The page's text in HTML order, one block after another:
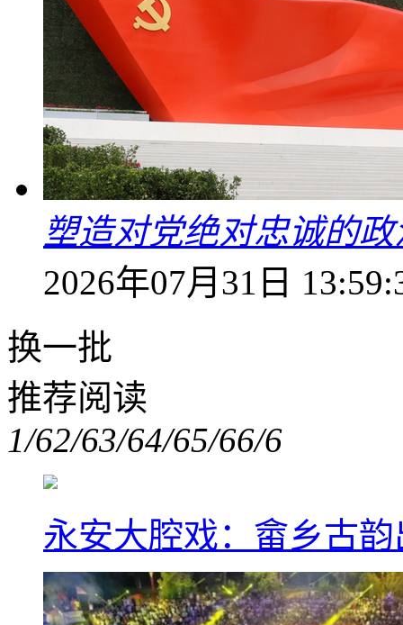
塑造对党绝对忠诚的
2026年07月31日
换一批
推荐阅读
1/62/63/64/65/66/6
永安大腔戏：畲乡古